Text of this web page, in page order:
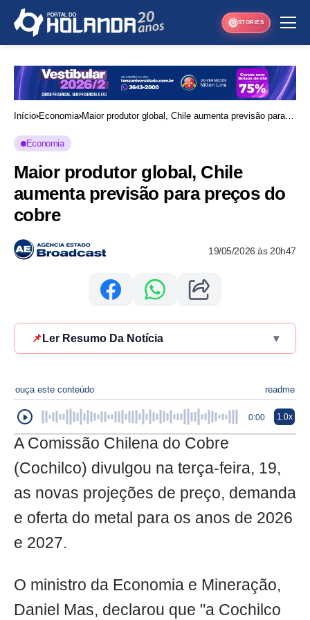
STORIES
Início Economia Maior produtor global, Chile aumenta previsão para
Economia
Maior produtor global, Chile
aumenta previsão para preços do
cobre
19/05/2026 às 20h47
📌 Ler Resumo Da Notícia ▾
ouça este conteúdo readme
0:00 1.0x
A Comissão Chilena do Cobre
(Cochilco) divulgou na terça-feira, 19,
as novas projeções de preço, demanda
e oferta do metal para os anos de 2026
e 2027.
O ministro da Economia e Mineração,
Daniel Mas, declarou que "a Cochilco